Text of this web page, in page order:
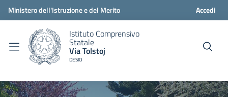
Ministero dell'Istruzione e del Merito Accedi
Istituto Comprensivo
Statale
Via Tolstoj
DESIO